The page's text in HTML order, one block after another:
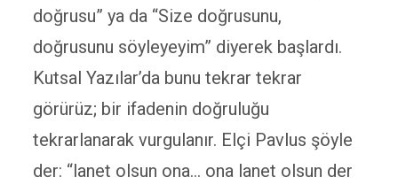
doğrusu” ya da “Size doğrusunu,
doğrusunu söyleyeyim” diyerek başlardı.
Kutsal Yazılar’da bunu tekrar tekrar
görürüz; bir ifadenin doğruluğu
tekrarlanarak vurgulanır. Elçi Pavlus şöyle
der: “lanet olsun ona… ona lanet olsun der